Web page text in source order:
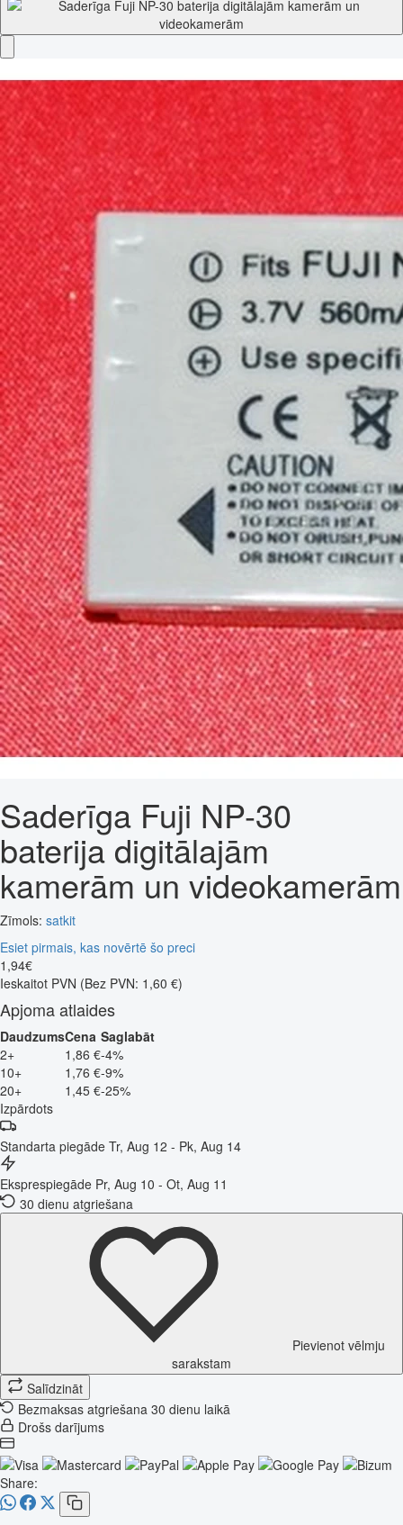
Saderīga Fuji NP-30
baterija digitālajām
kamerām un videokamerām
Zīmols: satkit
Esiet pirmais, kas novērtē šo preci
1 ,94€
Ieskaitot PVN (Bez PVN: 1,60 €)
Apjoma atlaides
DaudzumsCena Saglabāt
2+
1,86 €-4%
10+
1,76 €-9%
20+
1,45 €-25%
Izpārdots
Standarta piegāde Tr, Aug 12 - Pk, Aug 14
Eksprespiegāde Pr, Aug 10 - Ot, Aug 11
30 dienu atgriešana
Pievienot vēlmju
sarakstam
Salīdzināt
Bezmaksas atgriešana 30 dienu laikā
Drošs darījums
Share: